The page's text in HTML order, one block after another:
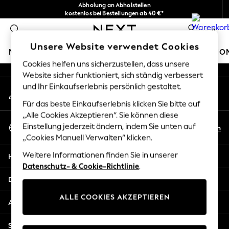
Abholung an Abholstellen
kostenlos bei Bestellungen ab 40 €*
Problemlose Rückgaben*
0
MÄDCHEN JUNGEN BABY DAMEN HERREN
HOLIDAY SHOP
Women's Holiday Shop
All Swimwear
All Beachwear
Bags & Accessories
Beach Dresses & Kaftans
Dresses
Flip Flops
Linen Collection
Sandals
Shorts
An error occurred on client
Unsere sozialen Netzwerke
Mein Konto
Melden Sie sich bei Ihrem Konto an
Sprache Auswählen
Deutsch
En
Hilfe
Datenschutz und Rechtliches
Abteilungen
Sonstige Dienstleistungen
Unsere Website verwendet Cookies
Cookies helfen uns sicherzustellen, dass unsere
Website sicher funktioniert, sich ständig verbessert
und Ihr Einkaufserlebnis persönlich gestaltet.
Für das beste Einkaufserlebnis klicken Sie bitte auf
„Alle Cookies Akzeptieren“. Sie können diese
Einstellung jederzeit ändern, indem Sie unten auf
„Cookies Manuell Verwalten“ klicken.
Weitere Informationen finden Sie in unserer
Datenschutz- & Cookie-Richtlinie.
ALLE COOKIES AKZEPTIEREN